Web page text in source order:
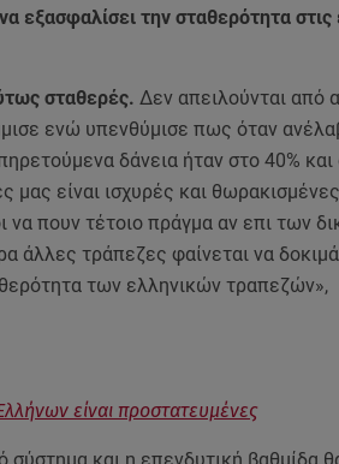
εξασφαλίσει την σταθερότητα
σταθερές. Δεν απειλούνται από
ενώ υπενθύμισε πως όταν
δάνεια ήταν στο 40%
μας είναι ισχυρές και
να πουν τέτοιο πράγμα αν επι των
άλλες τράπεζες φαίνεται να
των ελληνικών τραπεζών»,
είναι προστατευμένες